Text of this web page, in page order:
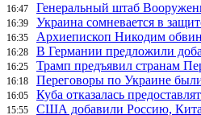
16:47 Генеральный штаб
16:39 Украина сомневается в
16:35 Архиепископ Никодим
16:28 В Германии предложили
16:25 Трамп предъявил странам
16:18 Переговоры по Украине
16:05 Куба отказалась
15:55 США добавили Россию,